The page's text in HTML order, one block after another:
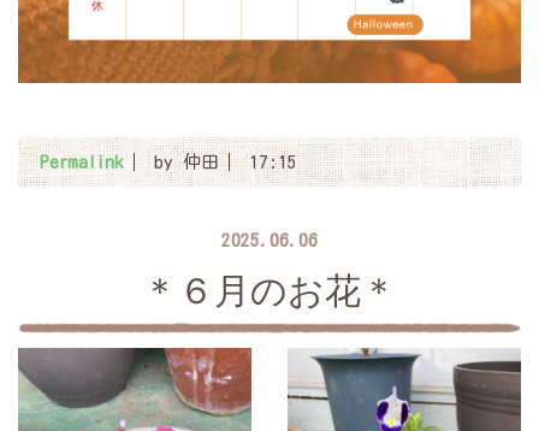
Permalink by 仲田 17:15
2025.06.06
＊６月のお花＊